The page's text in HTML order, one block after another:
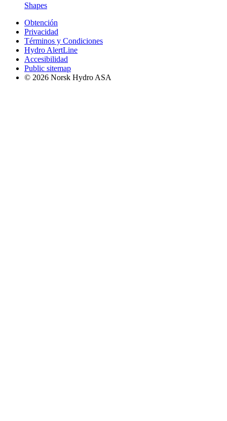
Shapes
Obtención
Privacidad
Términos y Condiciones
Hydro AlertLine
Accesibilidad
Public sitemap
© 2026 Norsk Hydro ASA